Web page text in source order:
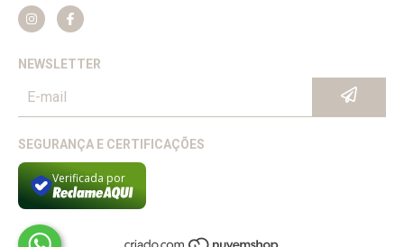
NEWSLETTER
SEGURANÇA E CERTIFICAÇÕES
Verificada por